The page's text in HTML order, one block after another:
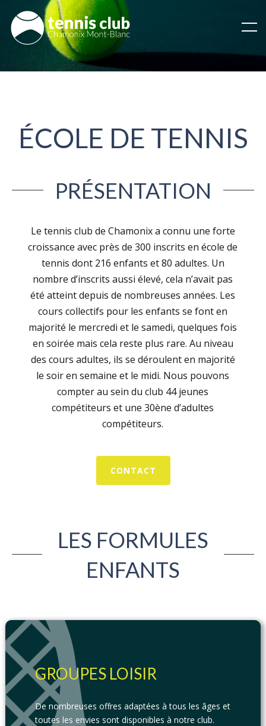
ÉCOLE DE TENNIS
PRÉSENTATION
Le tennis club de Chamonix a connu une forte
croissance avec près de 300 inscrits en école de
tennis dont 216 enfants et 80 adultes. Un
nombre d’inscrits aussi élevé, cela n’avait pas
été atteint depuis de nombreuses années. Les
cours collectifs pour les enfants se font en
majorité le mercredi et le samedi, quelques fois
en soirée mais cela reste plus rare. Au niveau
des cours adultes, ils se déroulent en majorité
le soir en semaine et le midi. Nous pouvons
compter au sein du club 44 jeunes
compétiteurs et une 30ène d’adultes
compétiteurs.
CONTACT
LES FORMULES
ENFANTS
GROUPES LOISIR
De nombreuses offres adaptées à tous les âges et
toutes les envies sont disponibles à notre club.